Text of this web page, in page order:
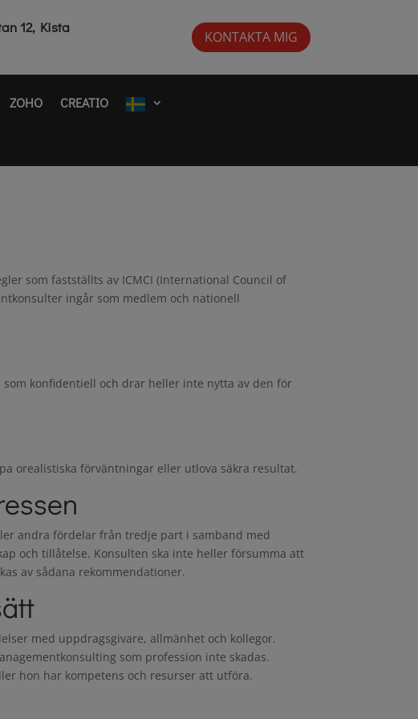
12, Kista
KONTAKTA MIG
ZOHO CREATIO
som fastställts av ICMCI (International Council of
ingår som medlem och nationell
konfidentiell och drar heller inte nytta av den för
orealistiska förväntningar eller utlova säkra resultat.
andra fördelar från tredje part i samband med
och tillåtelse. Konsulten ska inte heller försumma att
av sådana rekommendationer.
med uppdragsgivare, allmänhet och kollegor.
som profession inte skadas.
hon har kompetens och resurser att utföra.